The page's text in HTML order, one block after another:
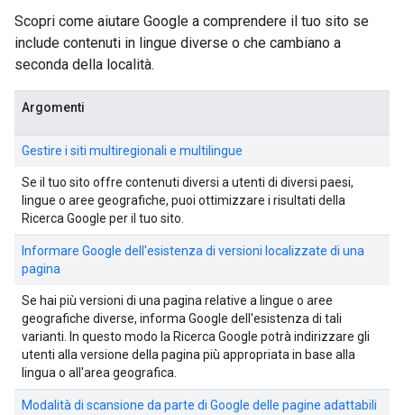
Scopri come aiutare Google a comprendere il tuo sito se
include contenuti in lingue diverse o che cambiano a
seconda della località.
Argomenti
Gestire i siti multiregionali e multilingue
Se il tuo sito offre contenuti diversi a utenti di diversi paesi,
lingue o aree geografiche, puoi ottimizzare i risultati della
Ricerca Google per il tuo sito.
Informare Google dell'esistenza di versioni localizzate di una
pagina
Se hai più versioni di una pagina relative a lingue o aree
geografiche diverse, informa Google dell'esistenza di tali
varianti. In questo modo la Ricerca Google potrà indirizzare gli
utenti alla versione della pagina più appropriata in base alla
lingua o all'area geografica.
Modalità di scansione da parte di Google delle pagine adattabili